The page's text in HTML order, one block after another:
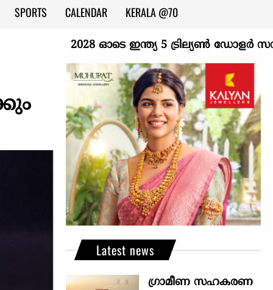
SPORTS CALENDAR KERALA @70
2028 ഓടെ ഇന്ത്യ 5 ട്രില്യണ്‍ ഡോളര്‍
Latest news
ഗ്രാമീണ സഹകരണ